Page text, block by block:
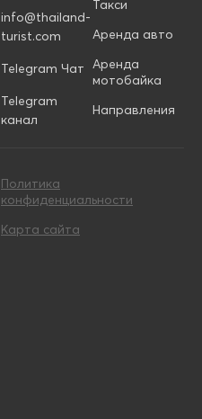
info@thailand-
turist.com
Telegram Чат
Telegram
канал
Такси
Аренда авто
Аренда
мотобайка
Направления
Политика
конфиденциальности
Карта сайта